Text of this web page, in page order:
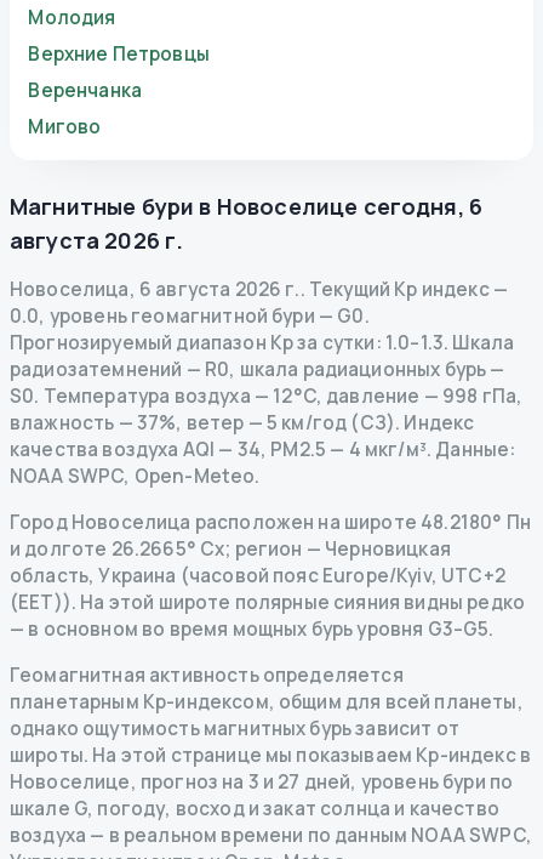
Молодия
Верхние Петровцы
Веренчанка
Мигово
Магнитные бури в Новоселице сегодня, 6
августа 2026 г.
Новоселица, 6 августа 2026 г.. Текущий Kp индекс—
0.0, уровень геомагнитной бури — G0.
Прогнозируемый диапазон Kp за сутки: 1.0–1.3. Шкала
радиозатемнений — R0, шкала радиационных бурь—
S0. Температура воздуха — 12°C, давление — 998 гПа,
влажность — 37%, ветер — 5 км/год (СЗ). Индекс
качества воздуха AQI — 34, PM2.5 — 4 мкг/м³. Данные:
NOAA SWPC, Open-Meteo.
Город Новоселица расположен на широте 48.2180° Пн
и долготе 26.2665° Сх; регион — Черновицкая
область, Украина (часовой пояс Europe/Kyiv, UTC+2
(EET)). На этой широте полярные сияния видны редко
— в основном во время мощных бурь уровня G3–G5.
Геомагнитная активность определяется
планетарным Kp-индексом, общим для всей планеты,
однако ощутимость магнитных бурь зависит от
широты. На этой странице мы показываем Kp-индекс в
Новоселице, прогноз на 3 и 27 дней, уровень бури по
шкале G, погоду, восход и закат солнца и качество
воздуха — в реальном времени по данным NOAA SWPC,